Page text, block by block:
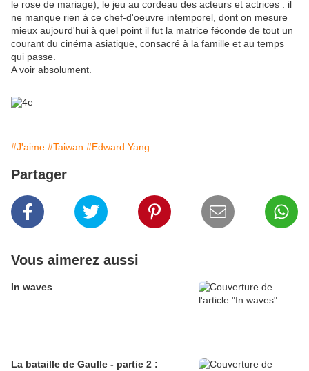
le rose de mariage), le jeu au cordeau des acteurs et actrices : il
ne manque rien à ce chef-d'oeuvre intemporel, dont on mesure
mieux aujourd'hui à quel point il fut la matrice féconde de tout un
courant du cinéma asiatique, consacré à la famille et au temps
qui passe.
A voir absolument.
#J'aime #Taiwan #Edward Yang
Partager
Vous aimerez aussi
In waves
La bataille de Gaulle - partie 2 :